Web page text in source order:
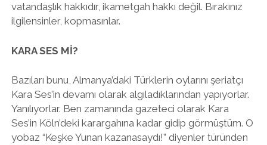
vatandaşlık hakkıdır, ikametgah hakkı değil. Bırakınız
ilgilensinler, kopmasınlar.
KARA SES Mİ?
Bazıları bunu, Almanya’daki Türklerin oylarını şeriatçı
Kara Ses’in devamı olarak algıladıklarından yapıyorlar.
Yanılıyorlar. Ben zamanında gazeteci olarak Kara
Ses’in Köln’deki karargahına kadar gidip görmüştüm. O
yobaz “Keşke Yunan kazanasaydı!” diyenler türünden